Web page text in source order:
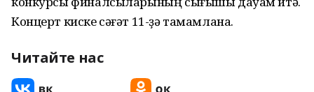
Концерт киске сәғәт 11-ҙә тамамлана.
Читайте нас